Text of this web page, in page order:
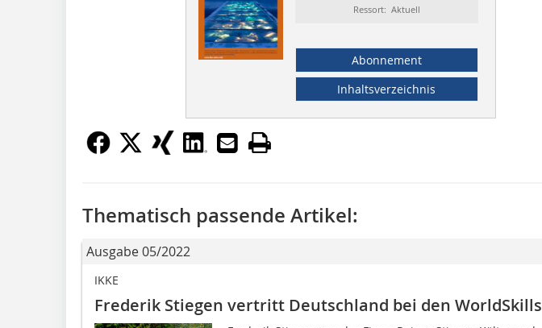
Ressort: Aktuell
Abonnement
Inhaltsverzeichnis
Thematisch passende Artikel:
Ausgabe 05/2022
IKKE
Frederik Stiegen vertritt Deutschland bei den WorldSkills